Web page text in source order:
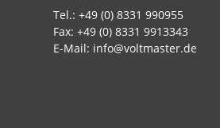
Tel.: +49 (0) 8331 990955
Fax: +49 (0) 8331 9913343
E-Mail: info@voltmaster.de